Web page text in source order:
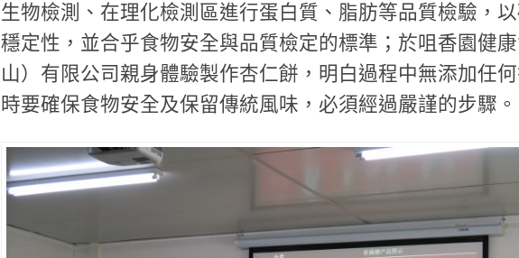
生物檢測、在理化檢測區進行蛋白質、脂肪等品質檢驗，
穩定性，並合乎食物安全與品質檢定的標準；於咀香園健
山）有限公司親身體驗製作杏仁餅，明白過程中無添加任
時要確保食物安全及保留傳統風味，必須經過嚴謹的步驟。